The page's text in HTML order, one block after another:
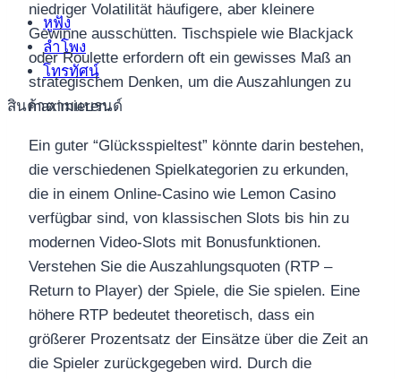
หูฟัง
ลำโพง
โทรทัศน์
สินค้าตามแบรนด์
niedriger Volatilität häufigere, aber kleinere
Gewinne ausschütten. Tischspiele wie Blackjack
oder Roulette erfordern oft ein gewisses Maß an
strategischem Denken, um die Auszahlungen zu
maximieren.
Ein guter “Glücksspieltest” könnte darin bestehen,
die verschiedenen Spielkategorien zu erkunden,
die in einem Online-Casino wie Lemon Casino
verfügbar sind, von klassischen Slots bis hin zu
modernen Video-Slots mit Bonusfunktionen.
Verstehen Sie die Auszahlungsquoten (RTP –
Return to Player) der Spiele, die Sie spielen. Eine
höhere RTP bedeutet theoretisch, dass ein
größerer Prozentsatz der Einsätze über die Zeit an
die Spieler zurückgegeben wird. Durch die